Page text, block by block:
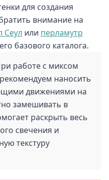
для создания
внимание на
Сеул или перламутр
базового каталога.
работе с миксом
наносить
движениями на
замешивать в
раскрыть весь
свечения и
текстуру